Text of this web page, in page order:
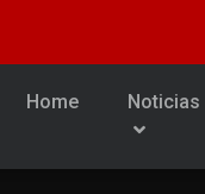
Home Noticias